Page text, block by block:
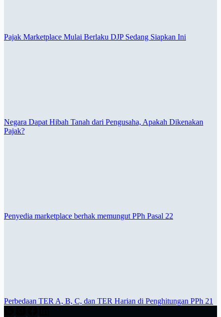
Pajak Marketplace Mulai Berlaku DJP Sedang Siapkan Ini
Negara Dapat Hibah Tanah dari Pengusaha, Apakah Dikenakan
Pajak?
Penyedia marketplace berhak memungut PPh Pasal 22
Perbedaan TER A, B, C, dan TER Harian di Penghitungan PPh 21